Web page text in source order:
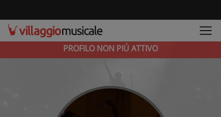
PROFILO NON PIÚ ATTIVO